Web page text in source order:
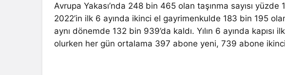
Avrupa Yakası’nda 248 bin 465 olan taşınma sayısı
2022’in ilk 6 ayında ikinci el gayrimenkulde 183 bin 195
aynı dönemde 132 bin 939’da kaldı. Yılın 6 ayında kapısı
olurken her gün ortalama 397 abone yeni, 739 abone